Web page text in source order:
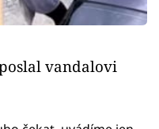
vandalovi